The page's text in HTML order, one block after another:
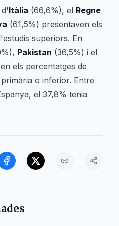
d'Itàlia (66,6%), el Regne
(61,5%) presentaven els
superiors. En
Pakistan (36,5%) i el
els percentatges de
o inferior. Entre
el 37,8% tenia